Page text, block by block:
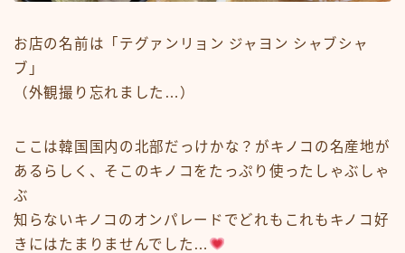
お店の名前は「テグァンリョン ジャヨン シャブシャ
ブ」
（外観撮り忘れました…）
ここは韓国国内の北部だっけかな？がキノコの名産地が
あるらしく、そこのキノコをたっぷり使ったしゃぶしゃ
ぶ
知らないキノコのオンパレードでどれもこれもキノコ好
きにはたまりませんでした…